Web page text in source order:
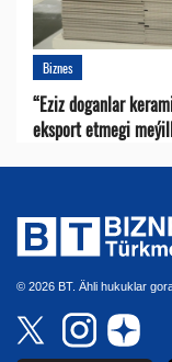
Biznes
“Eziz doganlar
eksport etmegi
© 2026 BT. Ähli hukuklar